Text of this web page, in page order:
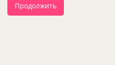
Продолжить